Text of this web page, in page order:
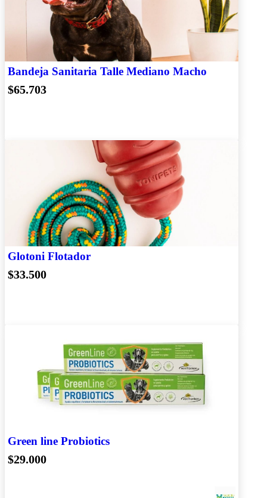
Bandeja Sanitaria Talle Mediano Macho
$65.703
Glotoni Flotador
$33.500
Green line Probiotics
$29.000